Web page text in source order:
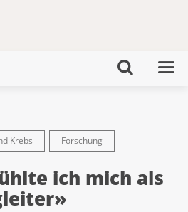
Krebs Forschung
ich mich als